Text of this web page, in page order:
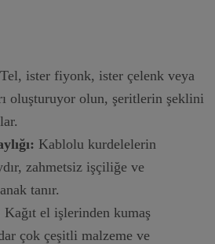
Tel, ister fiyonk, ister çelenk veya
oluşturuyor olun, şeritlerin şeklini
Kablolu kurdelelerin
zahmetsiz işçiliğe ve
tanır.
Kağıt el işlerinden kumaş
çok çeşitli malzeme ve